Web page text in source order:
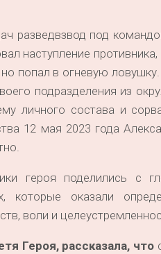
разведвзвод под
наступление
попал в огневую
подразделения из
личного состава и
12 мая 2023 года
героя поделились с
которые оказали
воли и
Героя, рассказала, что